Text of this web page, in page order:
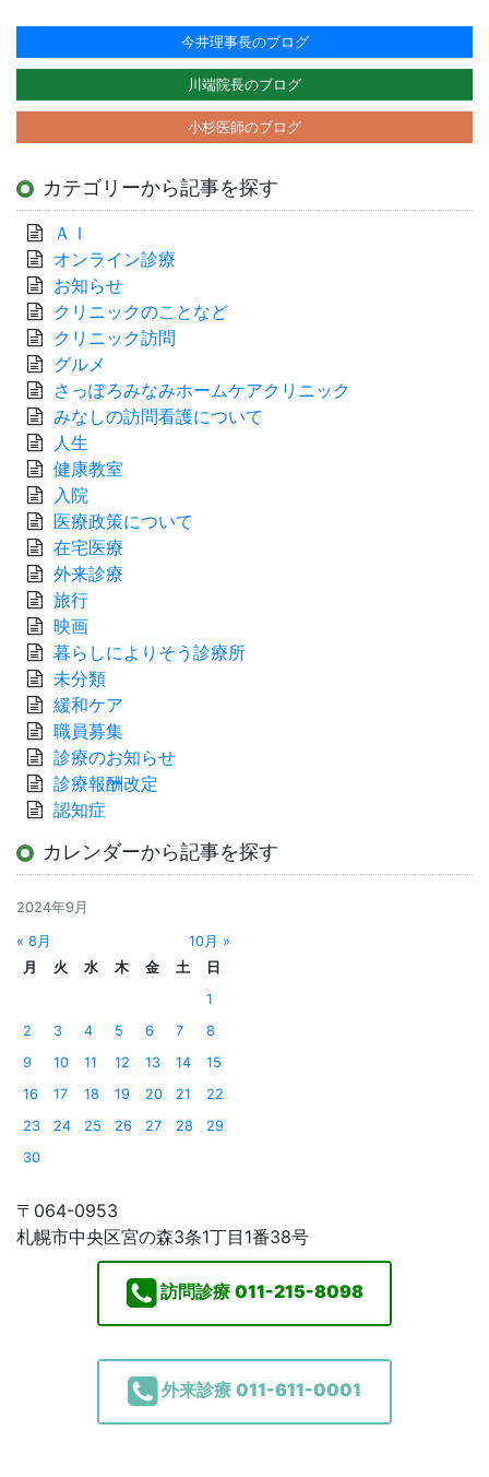
今井理事長のブログ
川端院長のブログ
小杉医師のブログ
カテゴリーから記事を探す
ＡＩ
オンライン診療
お知らせ
クリニックのことなど
クリニック訪問
グルメ
さっぽろみなみホームケアクリニック
みなしの訪問看護について
人生
健康教室
入院
医療政策について
在宅医療
外来診療
旅行
映画
暮らしによりそう診療所
未分類
緩和ケア
職員募集
診療のお知らせ
診療報酬改定
認知症
カレンダーから記事を探す
2024年9月
« 8月
10月 »
月
火 水 木 金 土
日
1
2
3 4 5 6 7
8
9
10 11 12 13 14
15
16
17 18 19 20 21
22
23
24 25 26 27 28
29
30
〒064-0953
札幌市中央区宮の森3条1丁目1番38号
訪問診療 011-215-8098
外来診療 011-611-0001